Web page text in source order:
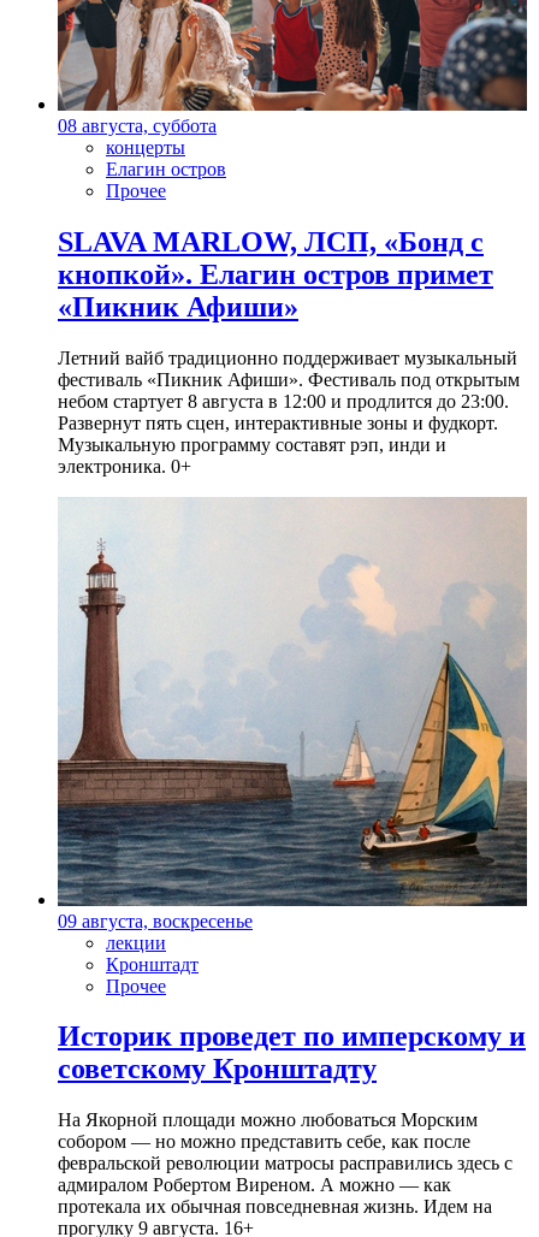
08 августа, суббота
концерты
Елагин остров
Прочее
SLAVA MARLOW, ЛСП, «Бонд с
кнопкой». Елагин остров примет
«Пикник Афиши»
Летний вайб традиционно поддерживает музыкальный
фестиваль «Пикник Афиши». Фестиваль под открытым
небом стартует 8 августа в 12:00 и продлится до 23:00.
Развернут пять сцен, интерактивные зоны и фудкорт.
Музыкальную программу составят рэп, инди и
электроника. 0+
09 августа, воскресенье
лекции
Кронштадт
Прочее
Историк проведет по имперскому и
советскому Кронштадту
На Якорной площади можно любоваться Морским
собором — но можно представить себе, как после
февральской революции матросы расправились здесь с
адмиралом Робертом Виреном. А можно — как
протекала их обычная повседневная жизнь. Идем на
прогулку 9 августа. 16+